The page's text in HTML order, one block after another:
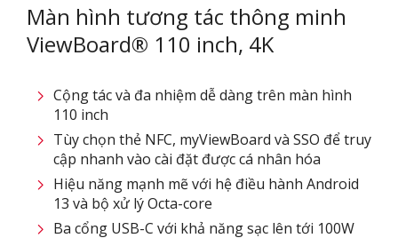
Màn hình tương tác thông minh
ViewBoard® 110 inch, 4K
Cộng tác và đa nhiệm dễ dàng trên màn hình
110 inch
Tùy chọn thẻ NFC, myViewBoard và SSO để truy
cập nhanh vào cài đặt được cá nhân hóa​
Hiệu năng mạnh mẽ với hệ điều hành Android
13 và bộ xử lý Octa-core​
Ba cổng USB-C với khả năng sạc lên tới 100W​